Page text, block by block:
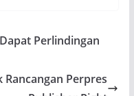
Perlindingan
Rancangan Perpres